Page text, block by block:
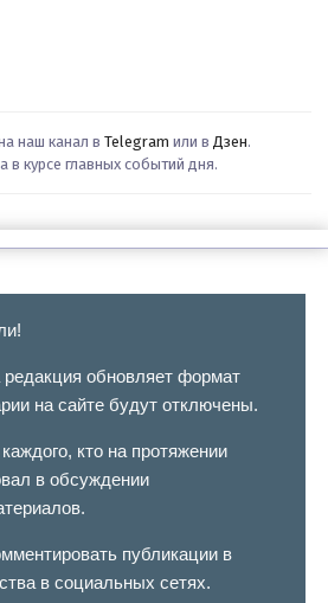
наш канал в Telegram или в Дзен.
в курсе главных событий дня.
обновляет формат
на сайте будут отключены.
кто на протяжении
в обсуждении
публикации в
в социальных сетях.